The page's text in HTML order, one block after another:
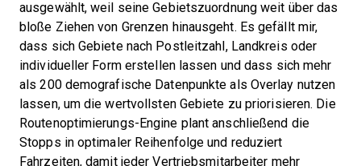
ausgewählt, weil seine Gebietszuordnung weit über das
bloße Ziehen von Grenzen hinausgeht. Es gefällt mir,
dass sich Gebiete nach Postleitzahl, Landkreis oder
individueller Form erstellen lassen und dass sich mehr
als 200 demografische Datenpunkte als Overlay nutzen
lassen, um die wertvollsten Gebiete zu priorisieren. Die
Routenoptimierungs-Engine plant anschließend die
Stopps in optimaler Reihenfolge und reduziert
Fahrzeiten, damit jeder Vertriebsmitarbeiter mehr